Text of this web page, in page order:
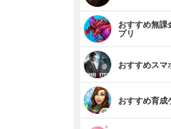
おすすめ無課
プリ
おすすめスマ
おすすめ育成